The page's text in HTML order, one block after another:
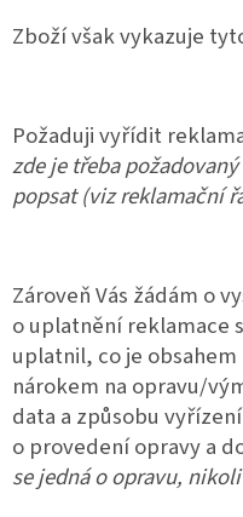
Zboží však vykazuje
Požaduji vyřídit
zde je třeba
popsat (viz reklamační
Zároveň Vás žádám o
o uplatnění reklamace
uplatnil, co je
nárokem na opravu/
data a způsobu
o provedení opravy a
se jedná o opravu,